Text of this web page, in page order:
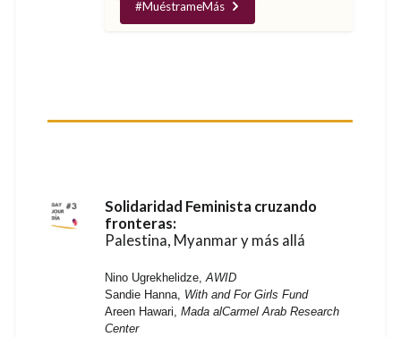
#MuéstrameMás
Solidaridad Feminista cruzando
fronteras:
Palestina, Myanmar y más allá
Nino Ugrekhelidze, AWID
Sandie Hanna, With and For Girls Fund
Areen Hawari, Mada alCarmel Arab Research
Center